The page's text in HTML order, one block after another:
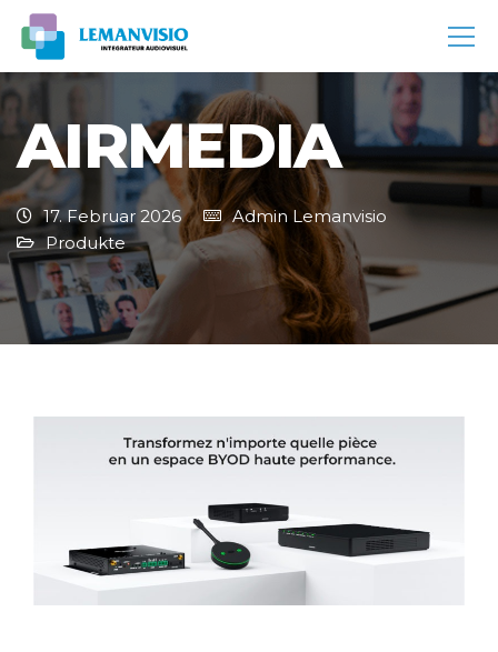
AIRMEDIA
17. Februar 2026
Admin Lemanvisio
Produkte